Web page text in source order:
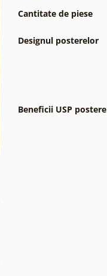
Cantitate de piese
Designul posterelor
Beneficii USP postere